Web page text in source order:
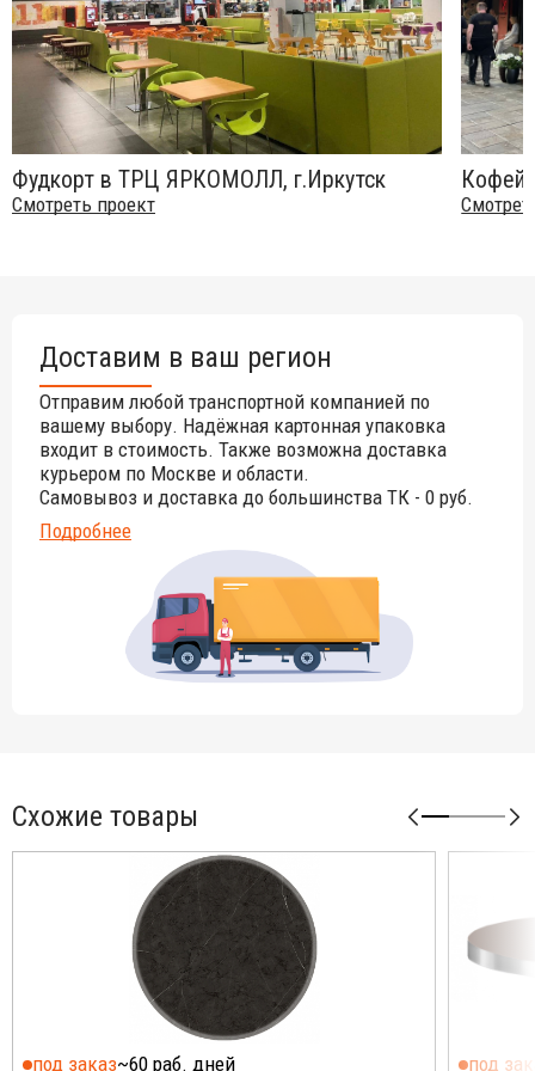
стабильная форма;
стойкость к различным погодным проявлениям;
прочная однородная поверхность;
стойкость к воздействию ультрафиолетовых лучей;
стойкость к тепловым воздействиям.
Использование столешниц Werzalit:
в офисах, залов для проведения конференций и
собраний;
в буфетах различных учреждений;
на летних площадках городских и пляжных кафе, баров,
ресторанов.
Коллекция декоров
передающими ощущения природы, наполнит интерьер
энергией, а естественные оттенки оживления придадут ему
Возможные размеры столешниц:
круглые - Ø600 мм, Ø700 мм, Ø800 мм, Ø900 мм, Ø1070 мм;
Декор можно выбрать из
При заказе столешниц указывайте в комментариях номер
необходимого декора.
Фудкорт в ТРЦ ЯРКОМОЛЛ, г.Иркутск
Смотреть проект
Доставим в ваш регион
Отправим любой транспортной компанией по
вашему выбору. Надёжная картонная упаковка
входит в стоимость. Также возможна доставка
курьером по Москве и области.
Самовывоз и доставка до большинства ТК - 0 руб.
Подробнее
Схожие товары
под заказ~60 раб. дней под